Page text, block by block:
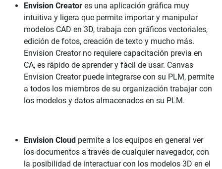
Envision Creator es una aplicación gráfica muy
intuitiva y ligera que permite importar y manipular
modelos CAD en 3D, trabaja con gráficos vectoriales,
edición de fotos, creación de texto y mucho más.
Envision Creator no requiere capacitación previa en
CA, es rápido de aprender y fácil de usar. Canvas
Envision Creator puede integrarse con su PLM, permite
a todos los miembros de su organización trabajar con
los modelos y datos almacenados en su PLM.
Envision Cloud permite a los equipos en general ver
los documentos a través de cualquier navegador, con
la posibilidad de interactuar con los modelos 3D en el